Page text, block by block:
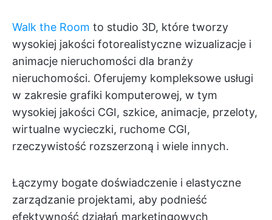
Walk the Room to studio 3D, które tworzy
wysokiej jakości fotorealistyczne wizualizacje i
animacje nieruchomości dla branży
nieruchomości. Oferujemy kompleksowe usługi
w zakresie grafiki komputerowej, w tym
wysokiej jakości CGI, szkice, animacje, przeloty,
wirtualne wycieczki, ruchome CGI,
rzeczywistość rozszerzoną i wiele innych.
Łączymy bogate doświadczenie i elastyczne
zarządzanie projektami, aby podnieść
efektywność działań marketingowych